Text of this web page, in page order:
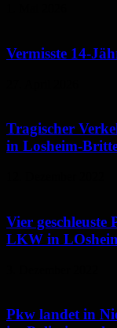
Vermisste 14-
Tragischer
in Losheim-
Vier geschleuste
LKW in
Pkw landet in